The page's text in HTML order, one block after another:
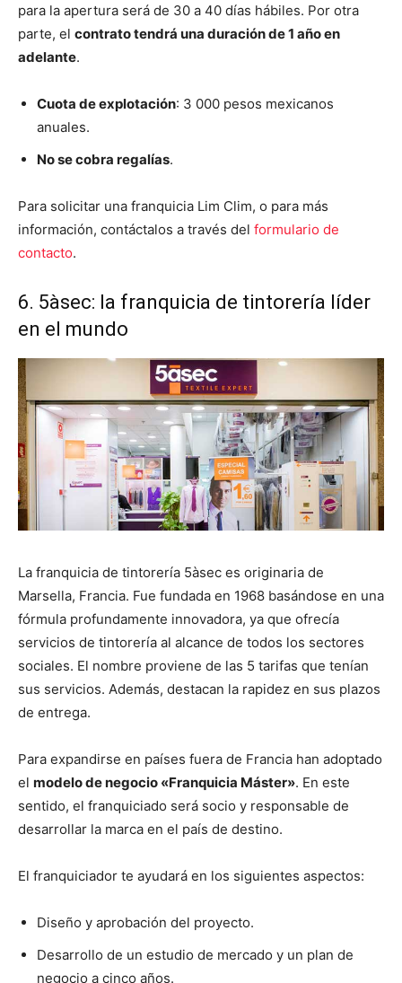
para la apertura será de 30 a 40 días hábiles. Por otra
parte, el contrato tendrá una duración de 1 año en
adelante.
Cuota de explotación: 3 000 pesos mexicanos
anuales.
No se cobra regalías.
Para solicitar una franquicia Lim Clim, o para más
información, contáctalos a través del formulario de
contacto.
6. 5àsec: la franquicia de tintorería líder
en el mundo
La franquicia de tintorería 5àsec es originaria de
Marsella, Francia. Fue fundada en 1968 basándose en una
fórmula profundamente innovadora, ya que ofrecía
servicios de tintorería al alcance de todos los sectores
sociales. El nombre proviene de las 5 tarifas que tenían
sus servicios. Además, destacan la rapidez en sus plazos
de entrega.
Para expandirse en países fuera de Francia han adoptado
el modelo de negocio «Franquicia Máster». En este
sentido, el franquiciado será socio y responsable de
desarrollar la marca en el país de destino.
El franquiciador te ayudará en los siguientes aspectos:
Diseño y aprobación del proyecto.
Desarrollo de un estudio de mercado y un plan de
negocio a cinco años.